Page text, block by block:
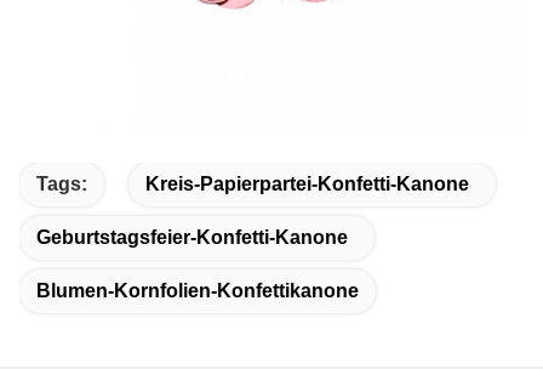
Tags: Kreis-Papierpartei-Konfetti-Kanone
Geburtstagsfeier-Konfetti-Kanone
Blumen-Kornfolien-Konfettikanone